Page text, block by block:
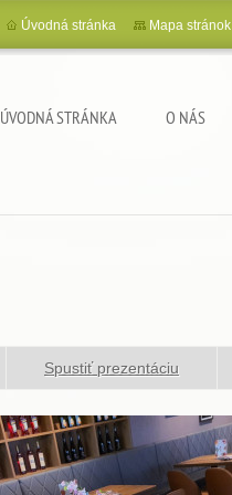
ÚVODNÁ STRÁNKA O NÁS
Úvodná stránka Mapa stránok
Spustiť prezentáciu